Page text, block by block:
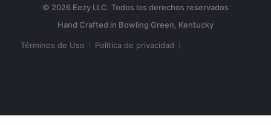
© 2026 Eezy LLC. Todos los derechos reservados
Términos de Uso Política de privacidad